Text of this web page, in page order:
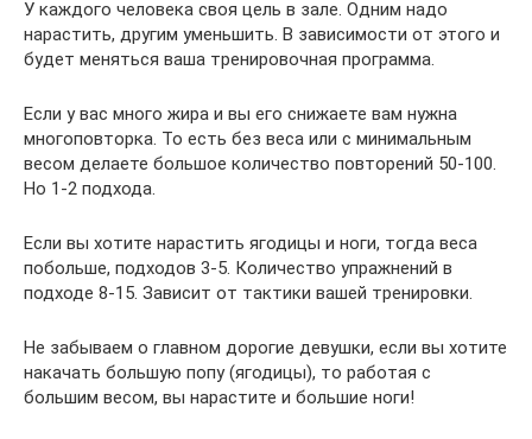
У каждого человека своя цель в зале. Одним надо
нарастить, другим уменьшить. В зависимости от этого и
будет меняться ваша тренировочная программа.
Если у вас много жира и вы его снижаете вам нужна
многоповторка. То есть без веса или с минимальным
весом делаете большое количество повторений 50-100.
Но 1-2 подхода.
Если вы хотите нарастить ягодицы и ноги, тогда веса
побольше, подходов 3-5. Количество упражнений в
подходе 8-15. Зависит от тактики вашей тренировки.
Не забываем о главном дорогие девушки, если вы хотите
накачать большую попу (ягодицы), то работая с
большим весом, вы нарастите и большие ноги!